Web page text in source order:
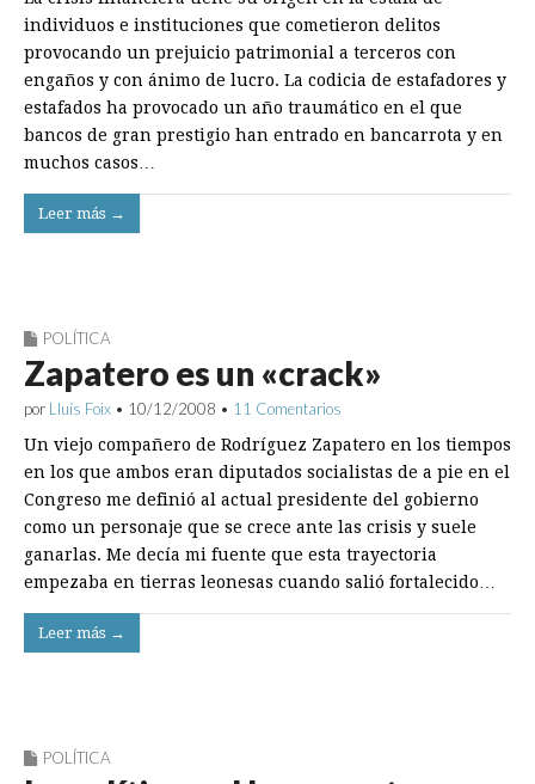
individuos e instituciones que cometieron delitos
provocando un prejuicio patrimonial a terceros con
engaños y con ánimo de lucro. La codicia de estafadores y
estafados ha provocado un año traumático en el que
bancos de gran prestigio han entrado en bancarrota y en
muchos casos…
Leer más →
POLÍTICA
Zapatero es un «crack»
por Lluís Foix • 10/12/2008 • 11 Comentarios
Un viejo compañero de Rodríguez Zapatero en los tiempos
en los que ambos eran diputados socialistas de a pie en el
Congreso me definió al actual presidente del gobierno
como un personaje que se crece ante las crisis y suele
ganarlas. Me decía mi fuente que esta trayectoria
empezaba en tierras leonesas cuando salió fortalecido…
Leer más →
POLÍTICA